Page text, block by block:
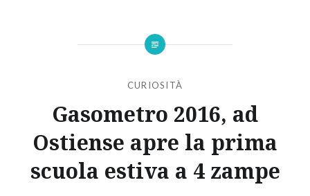
CURIOSITÀ
Gasometro 2016, ad
Ostiense apre la prima
scuola estiva a 4 zampe